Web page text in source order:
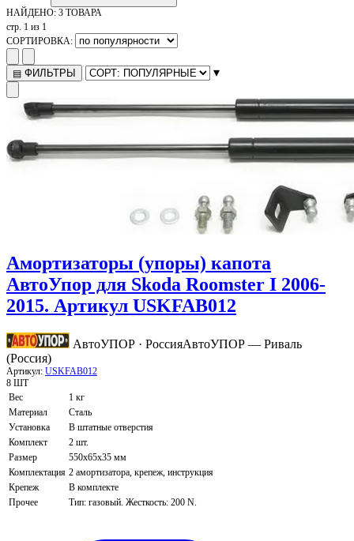
НАЙДЕНО: 3 ТОВАРА
стр. 1 из 1
СОРТИРОВКА:
▤ ФИЛЬТРЫ ▾
Амортизаторы (упоры) капота
АвтоУпор для Skoda Roomster I 2006-
2015. Артикул USKFAB012
АвтоУПОР · РоссияАвтоУПОР — Риваль
(Россия)
Артикул: USKFAB012
8 ШТ
Вес
1 кг
Материал
Сталь
Установка
В штатные отверстия
Комплект
2 шт.
Размер
550х65х35 мм
Комплектация 2 амортизатора, крепеж, инструкция
Крепеж
В комплекте
Прочее
Тип: газовый. Жесткость: 200 N.